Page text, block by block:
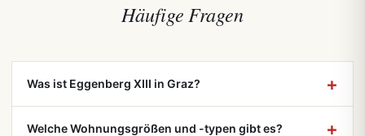
Häufige Fragen
Was ist Eggenberg XIII in Graz?
Welche Wohnungsgrößen und -typen gibt es?